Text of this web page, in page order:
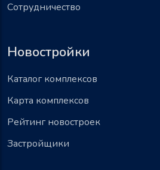
Сотрудничество
Новостройки
Каталог комплексов
Карта комплексов
Рейтинг новостроек
Застройщики